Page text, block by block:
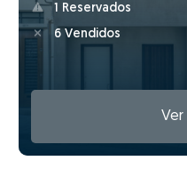
1 Reservados
6 Vendidos
Ver